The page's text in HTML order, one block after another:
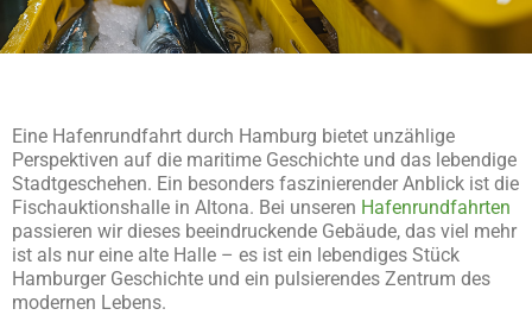
Eine Hafenrundfahrt durch Hamburg bietet unzählige
Perspektiven auf die maritime Geschichte und das lebendige
Stadtgeschehen. Ein besonders faszinierender Anblick ist die
Fischauktionshalle in Altona. Bei unseren Hafenrundfahrten
passieren wir dieses beeindruckende Gebäude, das viel mehr
ist als nur eine alte Halle – es ist ein lebendiges Stück
Hamburger Geschichte und ein pulsierendes Zentrum des
modernen Lebens.